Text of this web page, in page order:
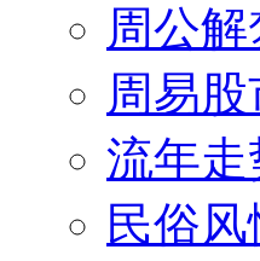
周公解
周易股
流年走
民俗风